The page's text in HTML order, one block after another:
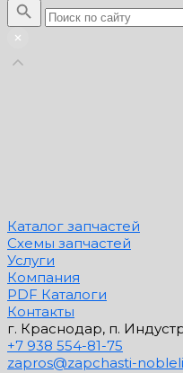
Каталог запчастей
Схемы запчастей
Услуги
Компания
PDF Каталоги
Контакты
г. Краснодар, п.
+7 938 554-81-75
zapros@zapchasti-